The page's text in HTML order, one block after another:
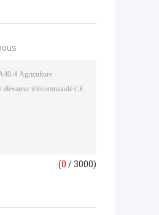
(0 / 3000)